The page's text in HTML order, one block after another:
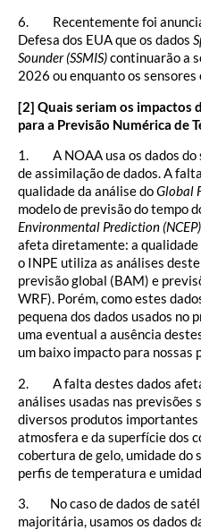
6. Recentemente foi
Defesa dos EUA que os dados
Sounder (SSMIS)continuarão a
2026 ou enquanto os
[2] Quais seriam os impactos
para a Previsão Numérica de
1. A NOAA usa os dados do
de assimilação de dados. A
qualidade da análise doGlobal
modelo de previsão do tempo
Environmental Prediction (NCEP)
afeta diretamente: a qualidade
o INPE utiliza as análises
previsão global (BAM) e
WRF). Porém, como estes
pequena dos dados usados no
uma eventual a ausência
um baixo impacto para nossas
2. A falta destes dados
análises usadas nas previsões
diversos produtos importantes
atmosfera e da superfície dos
cobertura de gelo, umidade do
perfis de temperatura e
3. No caso de dados de
majoritária, usamos os dados